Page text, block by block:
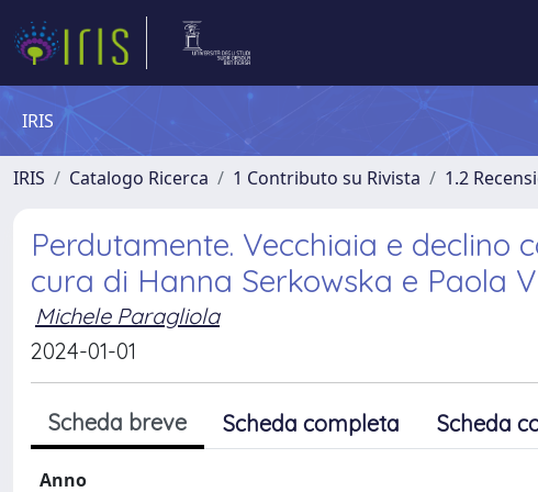
IRIS
IRIS Catalogo Ricerca 1 Contributo su Rivista 1.2
Perdutamente. Vecchiaia e declino
cura di Hanna Serkowska e Paola
Michele Paragliola
2024-01-01
Scheda breve Scheda completa Scheda
Anno